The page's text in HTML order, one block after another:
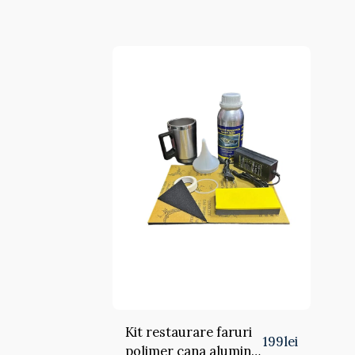
Kit restaurare faruri
polimer cana aluminiu
199lei